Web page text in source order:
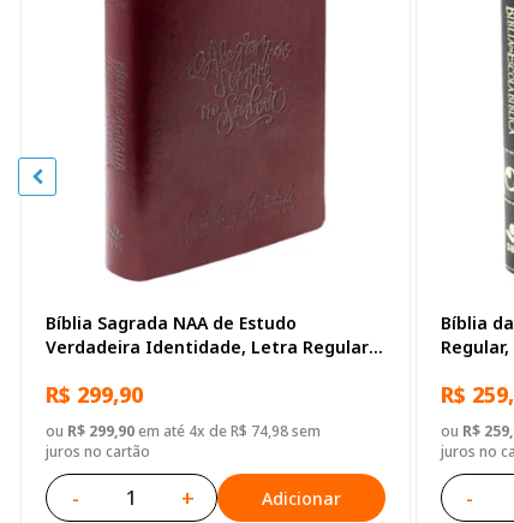
Bíblia Sagrada NAA de Estudo
Verdadeira Identidade, Letra Regular,
Ilustrada Marrom
R$ 299,90
ou R$ 299,90em até 4x de R$ 74,98 sem
juros no cartão
- + Adicionar
Bíblia
R$
ou R$
juros no
-